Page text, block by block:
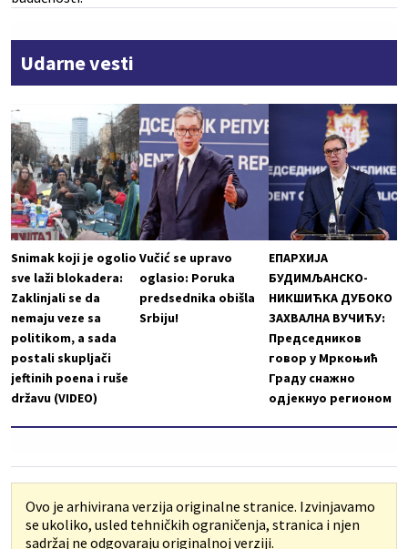
Udarne vesti
Snimak koji je ogolio
sve laži blokadera:
Zaklinjali se da
nemaju veze sa
politikom, a sada
postali skupljači
jeftinih poena i ruše
državu (VIDEO)
Vučić se upravo
oglasio: Poruka
predsednika obišla
Srbiju!
ЕПАРХИЈА
БУДИМЉАНСКО-
НИКШИЋКА ДУБОКО
ЗАХВАЛНА ВУЧИЋУ:
Председников
говор у Мркоњић
Граду снажно
одјекнуо регионом
Ovo je arhivirana verzija originalne stranice. Izvinjavamo
se ukoliko, usled tehničkih ograničenja, stranica i njen
sadržaj ne odgovaraju originalnoj verziji.